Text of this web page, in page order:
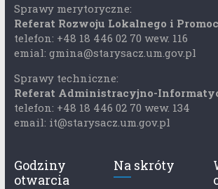
Sprawy merytoryczne:
Referat Rozwoju Lokalnego i
telefon: +48 18 446 02 70 wew. 116
emial: gmina@starysacz.um.gov.pl
Sprawy techniczne:
Referat Administracyjno-
telefon: +48 18 446 02 70 wew. 134
email: it@starysacz.um.gov.pl
Godziny
otwarcia
Na skróty